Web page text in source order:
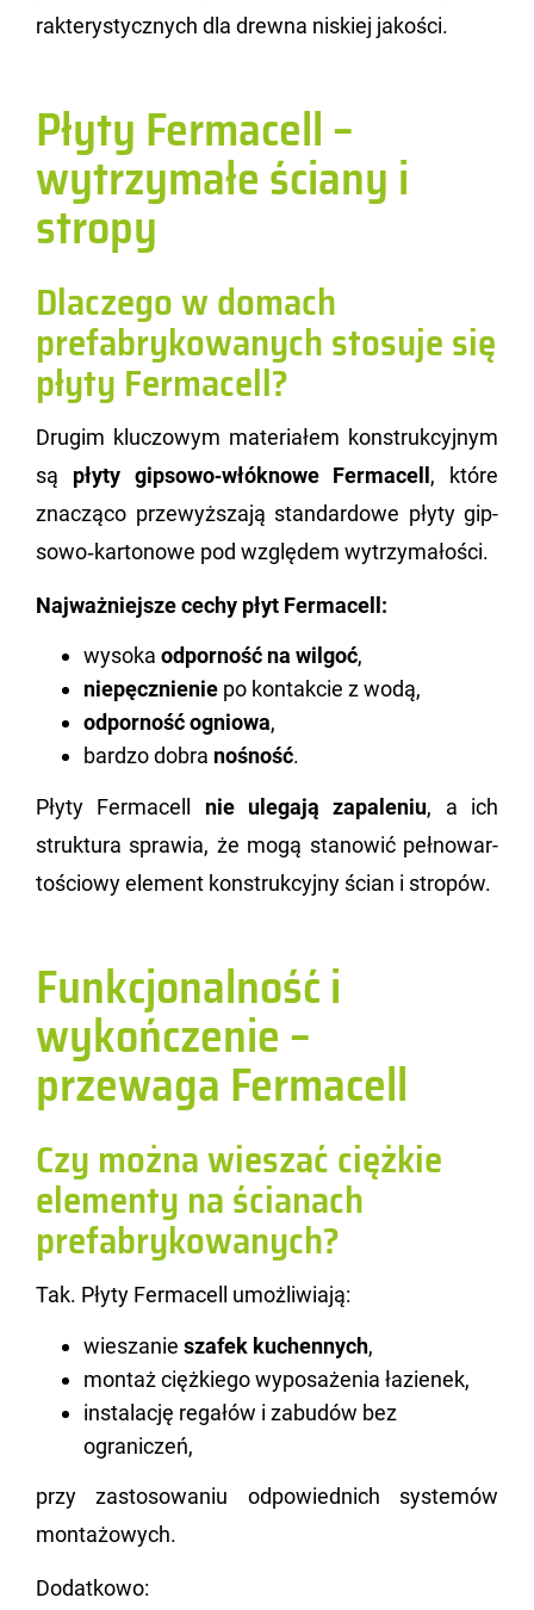
rak­te­ry­stycz­nych dla drew­na ni­skiej ja­ko­ści.
Płyty Fermacell –
wytrzymałe ściany i
stropy
Dlaczego w domach
prefabrykowanych stosuje się
płyty Fermacell?
Dru­gim klu­czo­wym ma­te­ria­łem kon­struk­cyj­nym
są płyty gip­so­wo‑włók­no­we Fer­ma­cell , które
zna­czą­co prze­wyż­sza­ją stan­dar­do­we płyty gip­
so­wo‑kar­to­no­we pod wzglę­dem wy­trzy­ma­ło­ści.
Naj­waż­niej­sze cechy płyt Fer­ma­cell:
wysoka odporność na wilgoć,
niepęcznienie po kontakcie z wodą,
odporność ogniowa,
bardzo dobra nośność.
Płyty Fer­ma­cell nie ule­ga­ją za­pa­le­niu, a ich
struk­tu­ra spra­wia, że mogą sta­no­wić peł­no­war­
to­ścio­wy ele­ment kon­struk­cyj­ny ścian i stro­pów.
Funkcjonalność i
wykończenie –
przewaga Fermacell
Czy można wieszać ciężkie
elementy na ścianach
prefabrykowanych?
Tak. Płyty Fer­ma­cell umoż­li­wia­ją:
wieszanie szafek kuchennych,
montaż ciężkiego wyposażenia łazienek,
instalację regałów i zabudów bez
ograniczeń,
przy za­sto­so­wa­niu od­po­wied­nich sys­te­mów
mon­ta­żo­wych.
Do­dat­ko­wo: